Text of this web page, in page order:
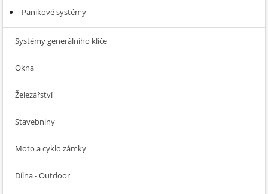
Panikové systémy
Systémy generálního klíče
Okna
Železářství
Stavebniny
Moto a cyklo zámky
Dílna - Outdoor